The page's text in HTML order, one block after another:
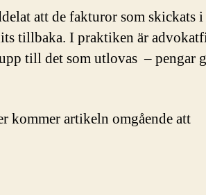
att de fakturor som skickats
tillbaka. I praktiken är
till det som utlovas – pengar
kommer artikeln omgående att